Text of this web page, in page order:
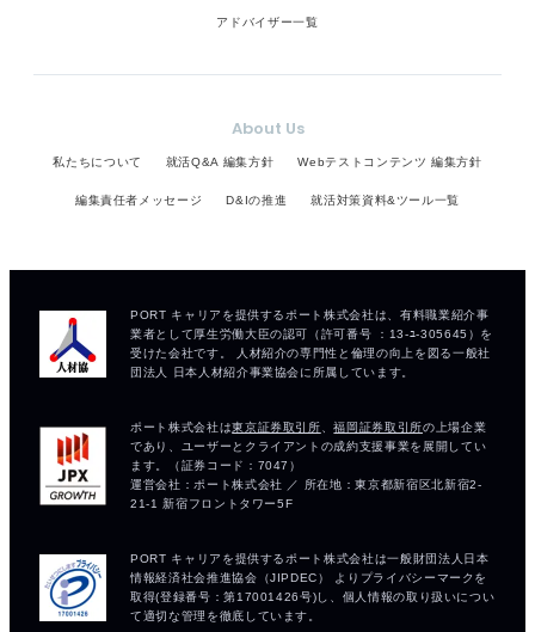
アドバイザー一覧
About Us
私たちについて 就活Q&A 編集方針 Webテストコンテンツ 編集方針
編集責任者メッセージ D&Iの推進 就活対策資料&ツール一覧